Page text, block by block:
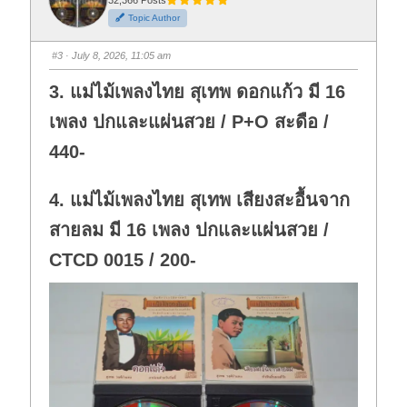
h
u
m
b
d
o
n
h
u
m
b
u
p
Topic Author
#3 · July 8, 2026, 11:05 am
3. แม่ไม้เพลงไทย สุเทพ ดอกแก้ว มี 16
เพลง ปกและแผ่นสวย / P+O สะดือ /
440-
4. แม่ไม้เพลงไทย สุเทพ เสียงสะอื้นจาก
สายลม มี 16 เพลง ปกและแผ่นสวย /
CTCD 0015 / 200-